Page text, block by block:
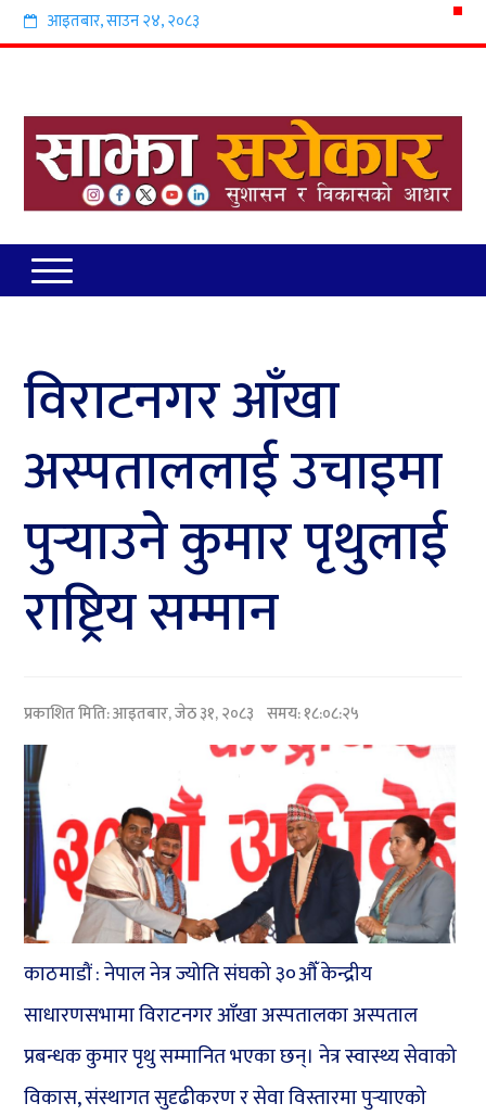
आइतबार,साउन२४,२०८३
विराटनगर आँखा
अस्पताललाई उचाइमा
पुर्‍याउने कुमार पृथुलाई
राष्ट्रिय सम्मान
प्रकाशित मिति:आइतबार, जेठ ३१, २०८३ समय: १८:०८:२५
काठमाडौं : नेपाल नेत्र ज्योति संघको ३०औँ केन्द्रीय
साधारणसभामा विराटनगर आँखा अस्पतालका अस्पताल
प्रबन्धक कुमार पृथु सम्मानित भएका छन्। नेत्र स्वास्थ्य सेवाको
विकास, संस्थागत सुदृढीकरण र सेवा विस्तारमा पुर्‍याएको